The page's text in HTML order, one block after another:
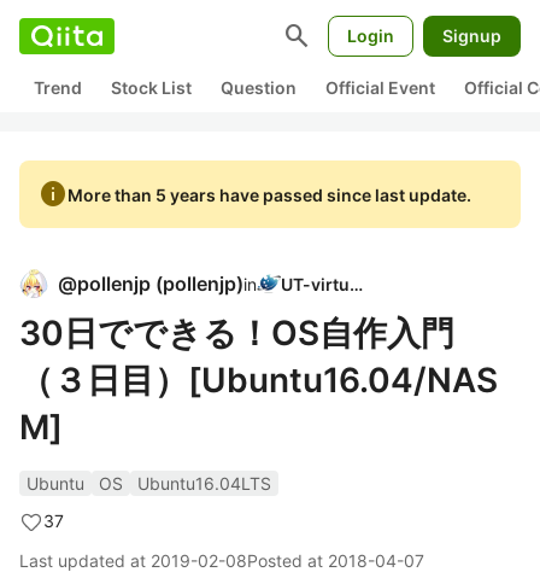
search Login Signup
Trend Stock List Question Official Event Official
infoMore than 5 years have passed since last update.
@pollenjp (pollenjp)in UT-virtual
30日でできる！OS自作入門
（３日目）[Ubuntu16.04/NAS
M]
Ubuntu OS
Ubuntu16.04LTS
37
Last updated at 2019-02-08Posted at 2018-04-07